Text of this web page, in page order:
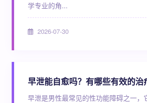
学专业的角...
2026-07-30
早泄能自愈吗？有哪些有效的治
早泄是男性最常见的性功能障碍之一，